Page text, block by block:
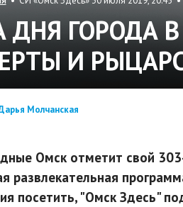
ДНЯ ГОРОДА
И
Молчанская
Омск отметит свой
развлекательная
посетить, "Омск Здесь"